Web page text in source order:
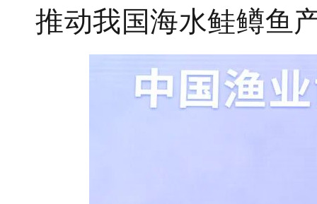
推动我国海水鲑鳟鱼